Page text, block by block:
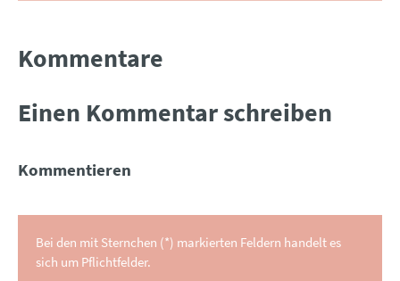
Kommentare
Einen Kommentar schreiben
Kommentieren
Bei den mit Sternchen (*) markierten Feldern handelt es
sich um Pflichtfelder.